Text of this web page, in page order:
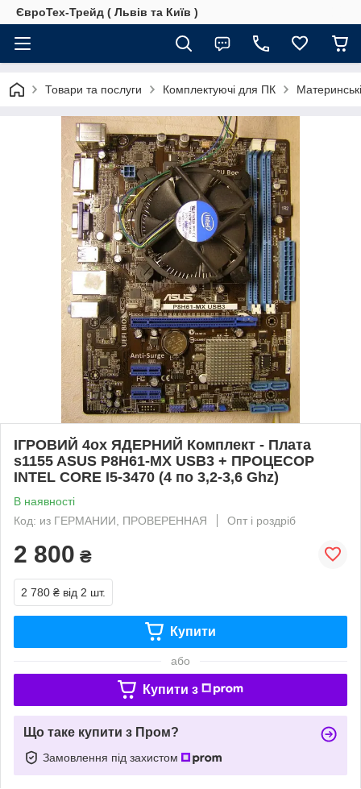
ЄвроТех-Трейд ( Львів та Київ )
Товари та послуги Комплектуючі для ПК
ІГРОВИЙ 4ох ЯДЕРНИЙ Комплект - Плата
s1155 ASUS P8H61-MX USB3 + ПРОЦЕСОР
INTEL CORE I5-3470 (4 по 3,2-3,6 Ghz)
В наявності
Код: из ГЕРМАНИИ, ПРОВЕРЕННАЯ
Опт і роздріб
2 800 ₴
2 780 ₴ від 2 шт.
Купити
або
Купити з
Що таке купити з Пром?
Замовлення під захистом